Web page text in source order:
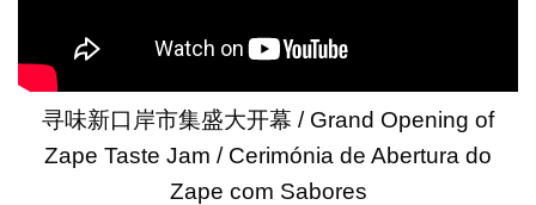
寻味新口岸市集盛大开幕 / Grand Opening of
Zape Taste Jam / Cerimónia de Abertura do
Zape com Sabores